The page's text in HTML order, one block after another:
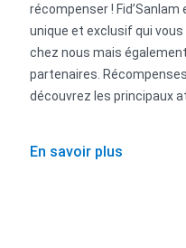
récompenser !
unique et exclusif qui
chez nous mais
partenaires.
découvrez les principaux
En savoir plus